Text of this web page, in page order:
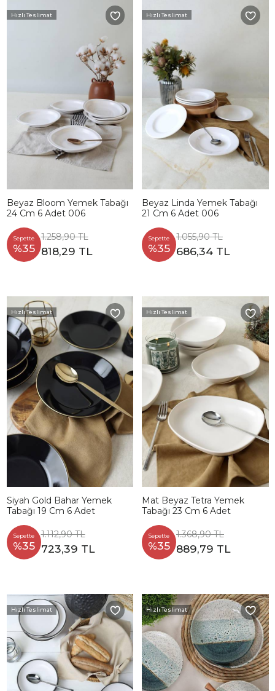
Hızlı Teslimat
Beyaz Bloom Yemek Tabağı
24 Cm 6 Adet 006
Sepette
%35
1.258,90 TL
818,29 TL
Hızlı Teslimat
Beyaz Linda Yemek Tabağı
21 Cm 6 Adet 006
Sepette
%35
1.055,90 TL
686,34 TL
Hızlı Teslimat
Siyah Gold Bahar Yemek
Tabağı 19 Cm 6 Adet
Sepette
%35
1.112,90 TL
723,39 TL
Hızlı Teslimat
Mat Beyaz Tetra Yemek
Tabağı 23 Cm 6 Adet
Sepette
%35
1.368,90 TL
889,79 TL
Hızlı Teslimat Hızlı Teslimat